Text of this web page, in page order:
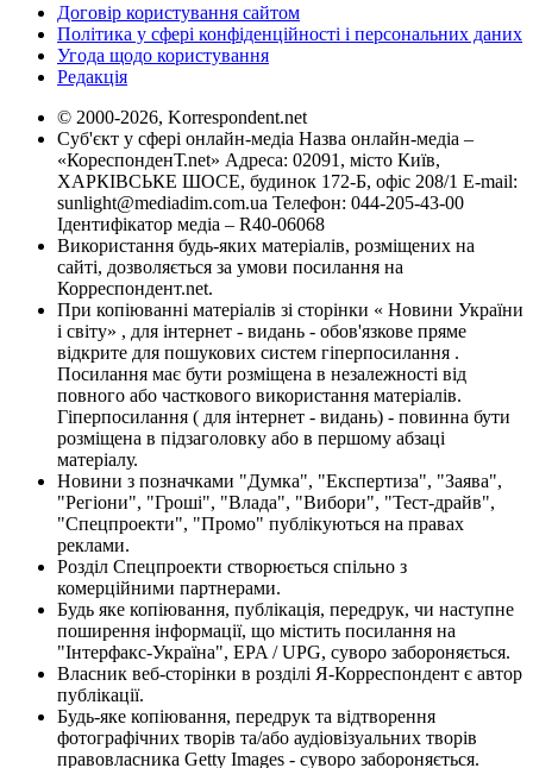
Договір користування сайтом
Політика у сфері конфіденційності і персональних даних
Угода щодо користування
Редакція
© 2000-2026, Korrespondent.net
Суб'єкт у сфері онлайн-медіа Назва онлайн-медіа –
«КореспонденТ.net» Адреса: 02091, місто Київ,
ХАРКІВСЬКЕ ШОСЕ, будинок 172-Б, офіс 208/1 E-mail:
sunlight@mediadim.com.ua Телефон: 044-205-43-00
Ідентифікатор медіа – R40-06068
Використання будь-яких матеріалів, розміщених на
сайті, дозволяється за умови посилання на
Корреспондент.net.
При копіюванні матеріалів зі сторінки « Новини України
і світу» , для інтернет - видань - обов'язкове пряме
відкрите для пошукових систем гіперпосилання .
Посилання має бути розміщена в незалежності від
повного або часткового використання матеріалів.
Гіперпосилання ( для інтернет - видань) - повинна бути
розміщена в підзаголовку або в першому абзаці
матеріалу.
Новини з позначками "Думка", "Експертиза", "Заява",
"Регіони", "Гроші", "Влада", "Вибори", "Тест-драйв",
"Спецпроекти", "Промо" публікуються на правах
реклами.
Розділ Спецпроекти створюється спільно з
комерційними партнерами.
Будь яке копіювання, публікація, передрук, чи наступне
поширення інформації, що містить посилання на
"Інтерфакс-Україна", EPA / UPG, суворо забороняється.
Власник веб-сторінки в розділі Я-Корреспондент є автор
публікації.
Будь-яке копіювання, передрук та відтворення
фотографічних творів та/або аудіовізуальних творів
правовласника Getty Images - суворо забороняється.